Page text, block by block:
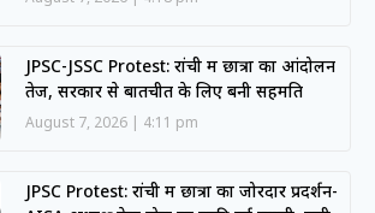
JPSC-JSSC Protest: रांची में छात्रों का आंदोलन
तेज, सरकार से बातचीत के लिए बनी सहमति
August 7, 2026 4:11 pm
JPSC Protest: रांची में छात्रों का जोरदार प्रदर्शन-